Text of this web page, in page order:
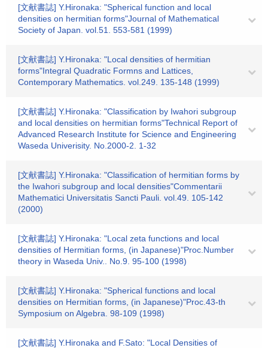
[文献書誌] Y.Hironaka: "Spherical function and local
densities on hermitian forms"Journal of Mathematical
Society of Japan. vol.51. 553-581 (1999)
[文献書誌] Y.Hironaka: "Local densities of hermitian
forms"Integral Quadratic Formns and Lattices,
Contemporary Mathematics. vol.249. 135-148 (1999)
[文献書誌] Y.Hironaka: "Classification by Iwahori subgroup
and local densities on hermitian forms"Technical Report of
Advanced Research Institute for Science and Engineering
Waseda Univerisity. No.2000-2. 1-32
[文献書誌] Y.Hironaka: "Classification of hermitian forms by
the Iwahori subgroup and local densities"Commentarii
Mathematici Universitatis Sancti Pauli. vol.49. 105-142
(2000)
[文献書誌] Y.Hironaka: "Local zeta functions and local
densities of Hermitian forms, (in Japanese)"Proc.Number
theory in Waseda Univ.. No.9. 95-100 (1998)
[文献書誌] Y.Hironaka: "Spherical functions and local
densities on Hermitian forms, (in Japanese)"Proc.43-th
Symposium on Algebra. 98-109 (1998)
[文献書誌] Y.Hironaka and F.Sato: "Local Densities of